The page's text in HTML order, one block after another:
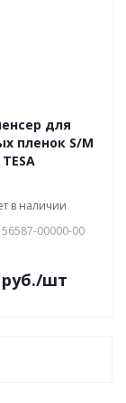
для
пленок S/M
TESA
в наличии
00000-00
руб./шт